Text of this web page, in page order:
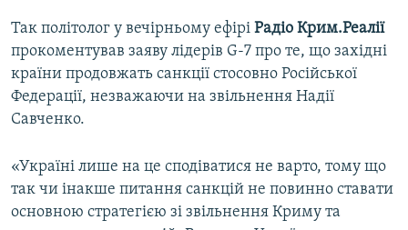
Так політолог у вечірньому ефірі Радіо Крим.Реалії
прокоментував заяву лідерів G-7 про те, що західні
країни продовжать санкції стосовно Російської
Федерації, незважаючи на звільнення Надії
Савченко.
«Україні лише на це сподіватися не варто, тому що
так чи інакше питання санкцій не повинно ставати
основною стратегією зі звільнення Криму та